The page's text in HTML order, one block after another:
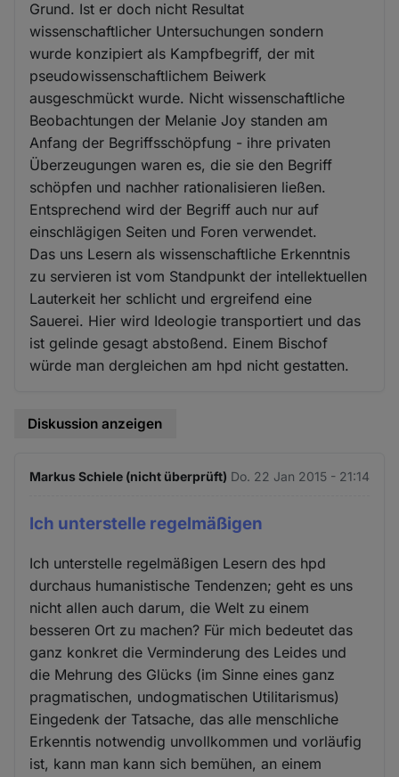
Grund. Ist er doch nicht Resultat
wissenschaftlicher Untersuchungen sondern
wurde konzipiert als Kampfbegriff, der mit
pseudowissenschaftlichem Beiwerk
ausgeschmückt wurde. Nicht wissenschaftliche
Beobachtungen der Melanie Joy standen am
Anfang der Begriffsschöpfung - ihre privaten
Überzeugungen waren es, die sie den Begriff
schöpfen und nachher rationalisieren ließen.
Entsprechend wird der Begriff auch nur auf
einschlägigen Seiten und Foren verwendet.
Das uns Lesern als wissenschaftliche Erkenntnis
zu servieren ist vom Standpunkt der intellektuellen
Lauterkeit her schlicht und ergreifend eine
Sauerei. Hier wird Ideologie transportiert und das
ist gelinde gesagt abstoßend. Einem Bischof
würde man dergleichen am hpd nicht gestatten.
Diskussion anzeigen
Markus Schiele (nicht überprüft) Do. 22 Jan 2015 - 21:14
Ich unterstelle regelmäßigen
Ich unterstelle regelmäßigen Lesern des hpd
durchaus humanistische Tendenzen; geht es uns
nicht allen auch darum, die Welt zu einem
besseren Ort zu machen? Für mich bedeutet das
ganz konkret die Verminderung des Leides und
die Mehrung des Glücks (im Sinne eines ganz
pragmatischen, undogmatischen Utilitarismus)
Eingedenk der Tatsache, das alle menschliche
Erkenntis notwendig unvollkommen und vorläufig
ist, kann man kann sich bemühen, an einem